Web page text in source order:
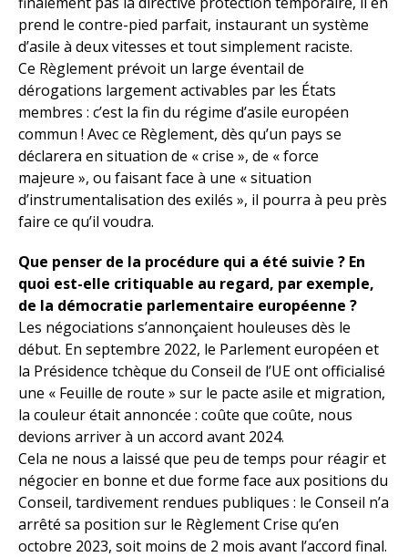
prend le contre-pied parfait, instaurant un système
d’asile à deux vitesses et tout simplement raciste.
Ce Règlement prévoit un large éventail de
dérogations largement activables par les États
membres : c’est la fin du régime d’asile européen
commun ! Avec ce Règlement, dès qu’un pays se
déclarera en situation de « crise », de « force
majeure », ou faisant face à une « situation
d’instrumentalisation des exilés », il pourra à peu près
faire ce qu’il voudra.
Que penser de la procédure qui a été suivie ? En
quoi est-elle critiquable au regard, par exemple,
de la démocratie parlementaire européenne ?
Les négociations s’annonçaient houleuses dès le
début. En septembre 2022, le Parlement européen et
la Présidence tchèque du Conseil de l’UE ont officialisé
une « Feuille de route » sur le pacte asile et migration,
la couleur était annoncée : coûte que coûte, nous
devions arriver à un accord avant 2024.
Cela ne nous a laissé que peu de temps pour réagir et
négocier en bonne et due forme face aux positions du
Conseil, tardivement rendues publiques : le Conseil n’a
arrêté sa position sur le Règlement Crise qu’en
octobre 2023, soit moins de 2 mois avant l’accord final.